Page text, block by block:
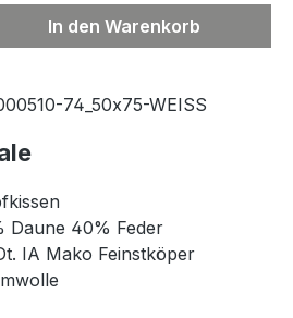
Gib den
In den Warenkorb
74_50x75-WEISS
Daune 40% Feder
IA Mako Feinstköper